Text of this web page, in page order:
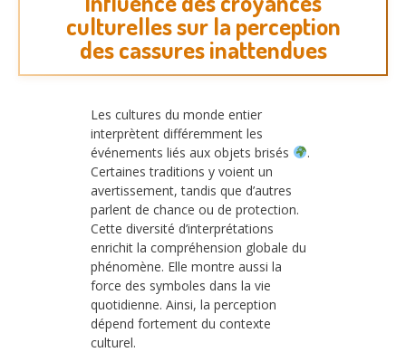
culturelles sur la perception
des cassures inattendues
Les cultures du monde entier
interprètent différemment les
événements liés aux objets brisés
.
Certaines traditions y voient un
avertissement, tandis que d’autres
parlent de chance ou de protection.
Cette diversité d’interprétations
enrichit la compréhension globale du
phénomène. Elle montre aussi la
force des symboles dans la vie
quotidienne. Ainsi, la perception
dépend fortement du contexte
culturel.